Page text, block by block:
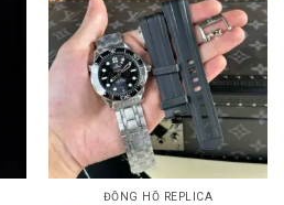
ĐỒNG HỒ REPLICA